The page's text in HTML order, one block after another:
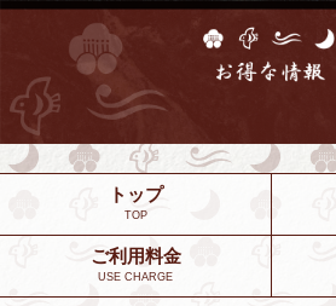
トップ
TOP
ご利用料金
USE CHARGE